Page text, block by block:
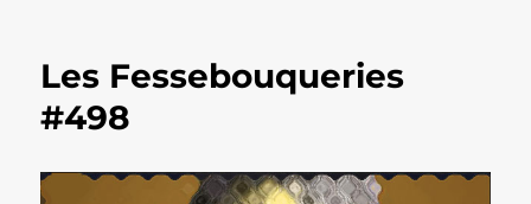
Les Fessebouqueries
#498